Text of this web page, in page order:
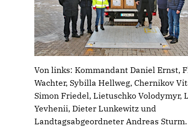
Von links: Kommandant Daniel Ernst,
Wachter, Sybilla Hellweg, Chernikov
Simon Friedel, Lietuschko Volodymyr,
Yevhenii, Dieter Lunkewitz und
Landtagsabgeordneter Andreas Sturm.